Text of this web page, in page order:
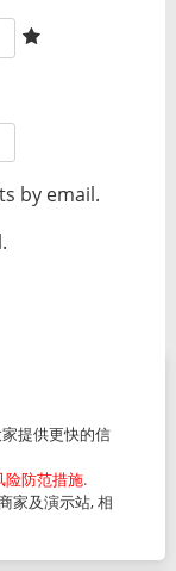
by email.
提供更快的信
险防范措施.
家及演示站, 相